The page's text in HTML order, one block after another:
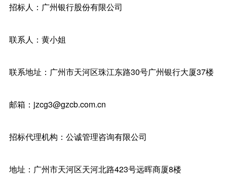
招标人：广州银行股份有限公司
联系人：黄小姐
联系地址：广州市天河区珠江东路30号广州银行大厦37楼
邮箱：jzcg3@gzcb.com.cn
招标代理机构：公诚管理咨询有限公司
地址：广州市天河区天河北路423号远晖商厦8楼